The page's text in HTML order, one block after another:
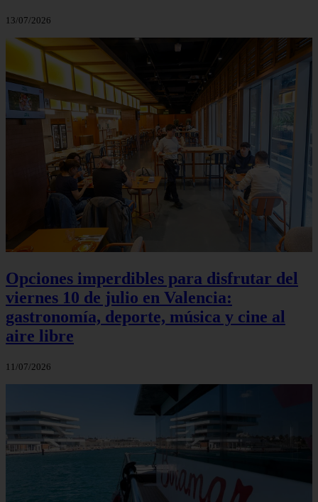
13/07/2026
Opciones imperdibles para disfrutar del
viernes 10 de julio en Valencia:
gastronomía, deporte, música y cine al
aire libre
11/07/2026